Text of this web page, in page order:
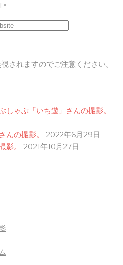
されますのでご注意ください。
しゃぶ「いち遊」さんの撮影。
んの撮影。
2022年6月29日
影。
2021年10月27日